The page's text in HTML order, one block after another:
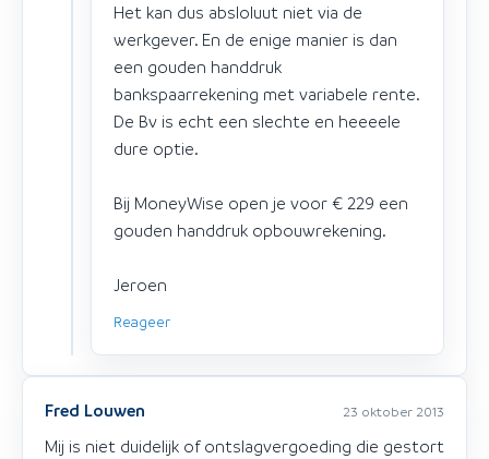
Het kan dus absloluut niet via de
werkgever. En de enige manier is dan
een gouden handdruk
bankspaarrekening met variabele rente.
De Bv is echt een slechte en heeeele
dure optie.
Bij MoneyWise open je voor € 229 een
gouden handdruk opbouwrekening.
Jeroen
Reageer
Fred Louwen 23 oktober 2013
Mij is niet duidelijk of ontslagvergoeding die gestort